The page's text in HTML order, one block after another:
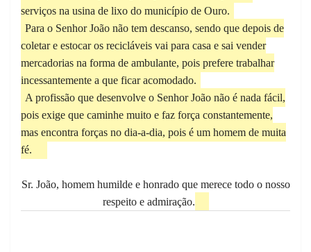
serviços na usina de lixo do município de Ouro.
Para o Senhor João não tem descanso, sendo que depois de
coletar e estocar os recicláveis vai para casa e sai vender
mercadorias na forma de ambulante, pois prefere trabalhar
incessantemente a que ficar acomodado.
A profissão que desenvolve o Senhor João não é nada fácil,
pois exige que caminhe muito e faz força constantemente,
mas encontra forças no dia-a-dia, pois é um homem de muita
fé.
Sr. João, homem humilde e honrado que merece todo o nosso
respeito e admiração.